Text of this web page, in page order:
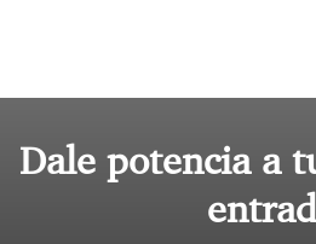
Dale potencia a